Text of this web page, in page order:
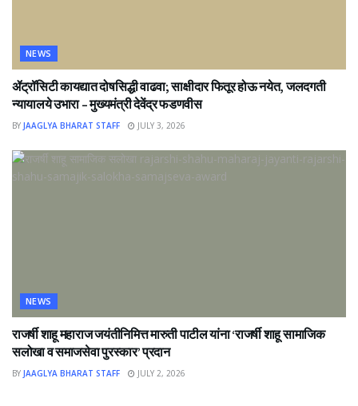
NEWS
ॲट्रॉसिटी कायद्यात दोषसिद्धी वाढवा; साक्षीदार फितूर होऊ नयेत, जलदगती
न्यायालये उभारा – मुख्यमंत्री देवेंद्र फडणवीस
BY JAAGLYA BHARAT STAFF JULY 3, 2026
NEWS
राजर्षी शाहू महाराज जयंतीनिमित्त मारुती पाटील यांना ‘राजर्षी शाहू सामाजिक
सलोखा व समाजसेवा पुरस्कार’ प्रदान
BY JAAGLYA BHARAT STAFF JULY 2, 2026